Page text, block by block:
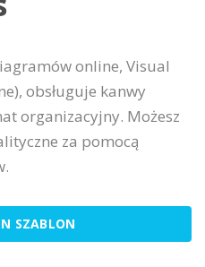
online, Visual
obsługuje kanwy
organizacyjny. Możesz
za pomocą
SZABLON